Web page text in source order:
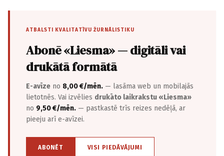
ATBALSTI KVALITATĪVU ŽURNĀLISTIKU
Abonē «Liesma» — digitāli vai
drukātā formātā
E-avīze no 8,00 €/mēn. — lasāma web un mobilajās
lietotnēs. Vai izvēlies drukāto laikrakstu «Liesma»
no 9,50 €/mēn. — pastkastē trīs reizes nedēļā, ar
pieeju arī e-avīzei.
ABONĒT VISI PIEDĀVĀJUMI